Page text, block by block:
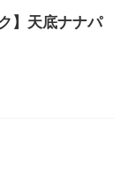
】天底ナナパ